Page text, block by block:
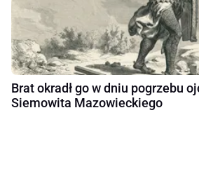
Brat okradł go w dniu pogrzebu
Siemowita Mazowieckiego